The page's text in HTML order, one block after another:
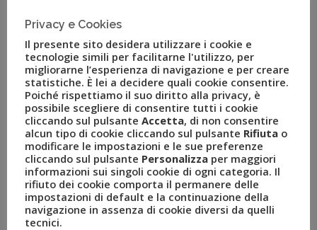
propria volta controllata dal Gruppo UVET, polo italiano
leader nel turismo. Operativa dal 1998, e presente con
uffici a Stoccolma, Milano, […]
Privacy e Cookies
Il presente sito desidera utilizzare i cookie e
tecnologie simili per facilitarne l'utilizzo, per
migliorarne l’esperienza di navigazione e per creare
statistiche. È lei a decidere quali cookie consentire.
Poiché rispettiamo il suo diritto alla privacy, è
possibile scegliere di consentire tutti i cookie
cliccando sul pulsante Accetta, di non consentire
alcun tipo di cookie cliccando sul pulsante Rifiuta o
modificare le impostazioni e le sue preferenze
cliccando sul pulsante Personalizza per maggiori
informazioni sui singoli cookie di ogni categoria. Il
rifiuto dei cookie comporta il permanere delle
impostazioni di default e la continuazione della
navigazione in assenza di cookie diversi da quelli
tecnici.